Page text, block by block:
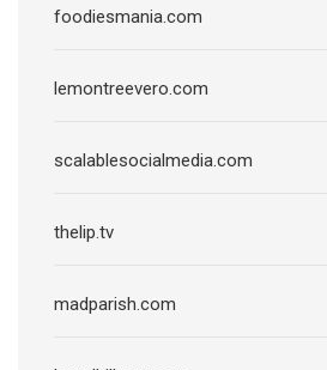
foodiesmania.com
lemontreevero.com
scalablesocialmedia.com
thelip.tv
madparish.com